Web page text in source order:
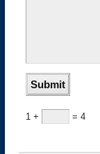
1 + = 4